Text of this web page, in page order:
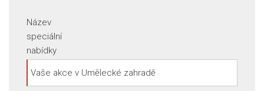
Název
speciální
nabídky